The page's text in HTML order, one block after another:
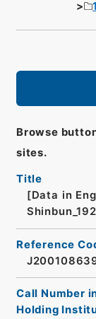
Browse
sites.
Title
[Data in
Reference
Call Number
Holding